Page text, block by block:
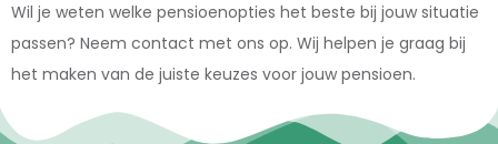
Wil je weten welke pensioenopties het beste bij jouw situatie
passen? Neem contact met ons op. Wij helpen je graag bij
het maken van de juiste keuzes voor jouw pensioen.